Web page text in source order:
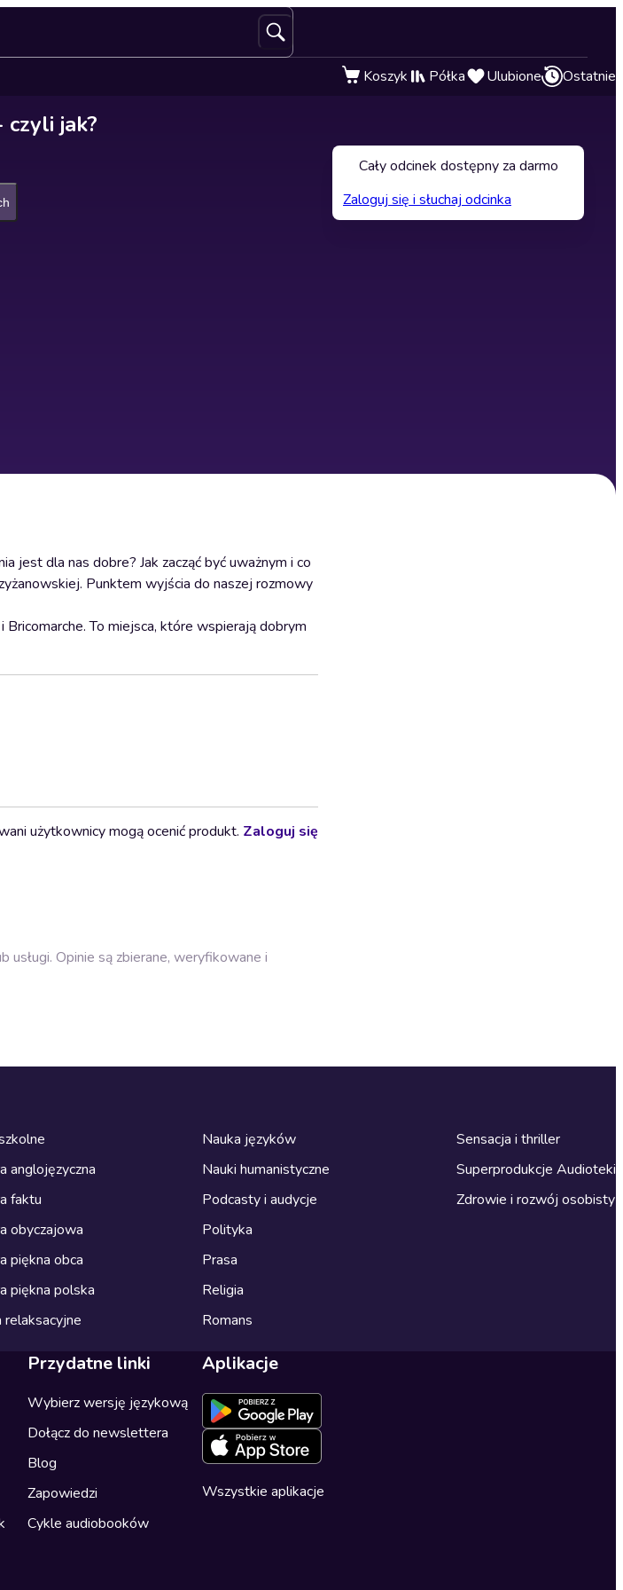
Koszyk Półka Ulubione Ostatnie
czyli jak?
jest dla nas dobre? Jak zacząć być uważnym i co
Punktem wyjścia do naszej rozmowy
To miejsca, które wspierają dobrym
użytkownicy mogą ocenić produkt. Zaloguj się
Opinie są zbierane, weryfikowane i
Cały odcinek dostępny za darmo
Zaloguj się i słuchaj odcinka
anglojęzyczna
faktu
obyczajowa
piękna obca
piękna polska
relaksacyjne
Nauka języków
Nauki humanistyczne
Podcasty i audycje
Polityka
Prasa
Religia
Romans
Sensacja i thriller
Superprodukcje Audioteki
Zdrowie i rozwój osobisty
Przydatne linki
Wybierz wersję językową
Dołącz do newslettera
Blog
Zapowiedzi
Cykle audiobooków
Aplikacje
Wszystkie aplikacje